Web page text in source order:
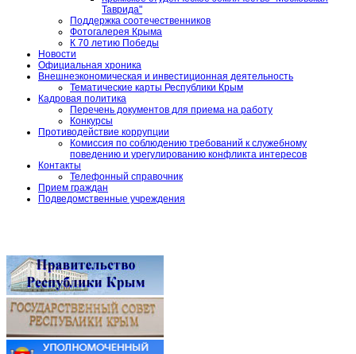
Таврида"
Поддержка соотечественников
Фотогалерея Крыма
К 70 летию Победы
Новости
Официальная хроника
Внешнеэкономическая и инвестиционная деятельность
Тематические карты Республики Крым
Кадровая политика
Перечень документов для приема на работу
Конкурсы
Противодействие коррупции
Комиссия по соблюдению требований к служебному
поведению и урегулированию конфликта интересов
Контакты
Телефонный справочник
Прием граждан
Подведомственные учреждения